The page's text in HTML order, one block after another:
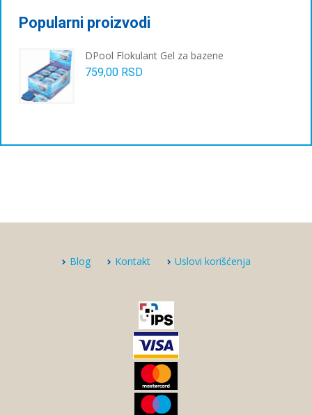
Popularni proizvodi
DPool Flokulant Gel za bazene
759,00 RSD
Blog Kontakt Uslovi korišćenja